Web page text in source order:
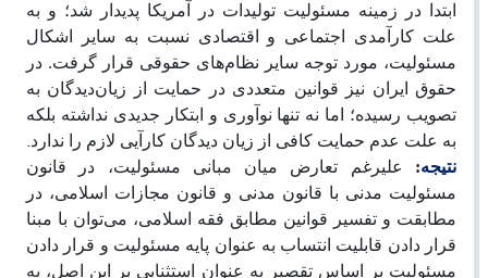
ابتدا در زمینه مسئولیت تولیدات در آمریکا پدیدار شد؛ و به
علت کارآمدی اجتماعی و اقتصادی نسبت به سایر اشکال
مسئولیت، مورد توجه سایر نظام‌های حقوقی قرار گرفت. در
حقوق ایران نیز قوانین متعددی در حمایت از زیان‌دیدگان به
تصویب رسیده؛ اما نه تنها نوآوری و ابتکار جدیدی نداشته بلکه
به علت عدم حمایت کافی از زیان دیدگان کارآیی لازم را ندارد.
نتیجه: علیرغم تعارض میان مبانی مسئولیت، در قانون
مسئولیت مدنی با قانون مدنی و قانون مجازات اسلامی، در
مطابقت و تفسیر قوانین مطابق فقه اسلامی، می‌توان با مبنا
قرار دادن قابلیت انتساب به عنوان پایه مسئولیت و قرار دادن
مسئولیت بر اساس تقصیر به عنوان استثنایی بر این اصل، به